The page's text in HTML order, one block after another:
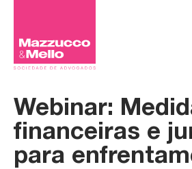
Webinar:
financeiras e
para